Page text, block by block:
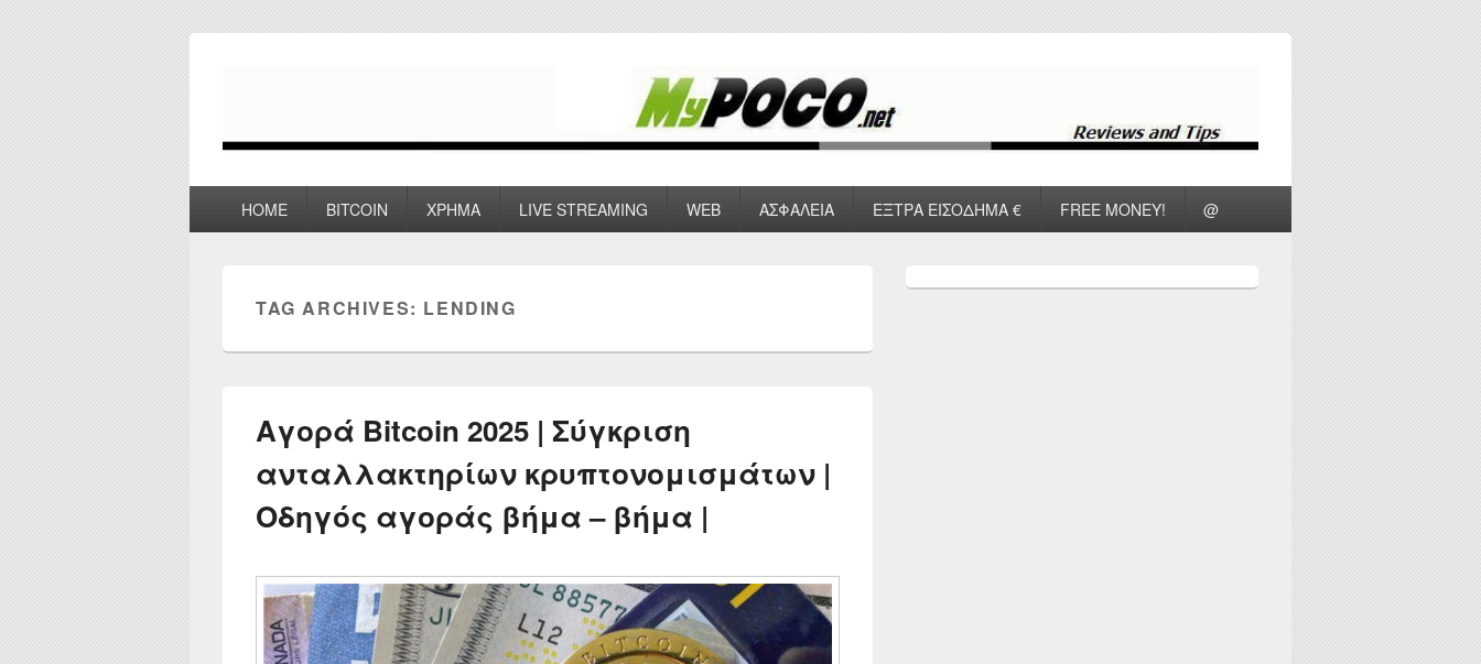
HOME BITCOIN ΧΡΗΜΑ LIVE STREAMING WEB ΑΣΦΑΛΕΙΑ ΕΞΤΡΑ ΕΙΣΟΔΗΜΑ € FREE MONEY! @
TAG ARCHIVES: LENDING
Αγορά Bitcoin 2025 | Σύγκριση
ανταλλακτηρίων κρυπτονομισμάτων |
Οδηγός αγοράς βήμα – βήμα |
Sidebar